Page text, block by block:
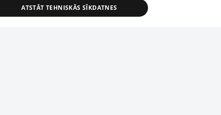
ATSTĀT TEHNISKĀS SĪKDATNES